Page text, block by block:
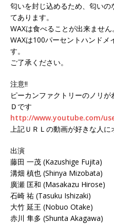
匂いを封じ込めるため、匂いの
てあります。
WAXは食べることが出来ません
WAXは100パーセントハンドメ
す。
ご了承ください。
注意!!
ピーカンファクトリーのノリ
Ｄです
http://www.youtube.com/
上記ＵＲＬの動画が好きな人に
出演
藤田 一茂 (Kazushige Fujita)
溝畑 槙也 (Shinya Mizobata)
廣瀬 匡和 (Masakazu Hirose)
石崎 祐 (Tasuku Ishizaki)
大竹 延王 (Nobuo Otake)
赤川 隼多 (Shunta Akagawa)